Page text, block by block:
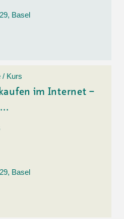
Basel
/ Kurs
im Internet –
Basel